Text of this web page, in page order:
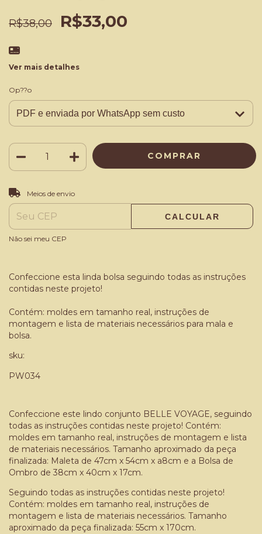
R$38,00 R$33,00
Ver mais detalhes
Op??o
Entregas para o CEP:
Meios de envio
CALCULAR
Não sei meu CEP
Confeccione esta linda bolsa seguindo todas as instruções
contidas neste projeto!
Contém: moldes em tamanho real, instruções de
montagem e lista de materiais necessários para mala e
bolsa.
sku:
PW034
Confeccione este lindo conjunto BELLE VOYAGE, seguindo
todas as instruções contidas neste projeto! Contém:
moldes em tamanho real, instruções de montagem e lista
de materiais necessários. Tamanho aproximado da peça
finalizada: Maleta de 47cm x 54cm x a8cm e a Bolsa de
Ombro de 38cm x 40cm x 17cm.
Seguindo todas as instruções contidas neste projeto!
Contém: moldes em tamanho real, instruções de
montagem e lista de materiais necessários. Tamanho
aproximado da peça finalizada: 55cm x 170cm.